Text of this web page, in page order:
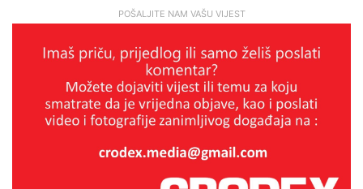
POŠALJITE NAM VAŠU VIJEST